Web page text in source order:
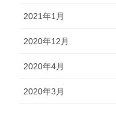
2021年1月
2020年12月
2020年4月
2020年3月